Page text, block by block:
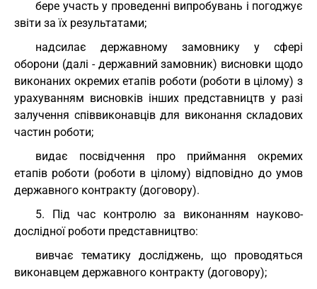
бере участь у проведенні випробувань і погоджує
звіти за їх результатами;
надсилає державному замовнику у сфері
оборони (далі - державний замовник) висновки щодо
виконаних окремих етапів роботи (роботи в цілому) з
урахуванням висновків інших представництв у разі
залучення співвиконавців для виконання складових
частин роботи;
видає посвідчення про приймання окремих
етапів роботи (роботи в цілому) відповідно до умов
державного контракту (договору).
5. Під час контролю за виконанням науково-
дослідної роботи представництво:
вивчає тематику досліджень, що проводяться
виконавцем державного контракту (договору);